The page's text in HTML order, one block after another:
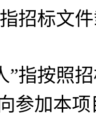
招标文
”指按照
参加本